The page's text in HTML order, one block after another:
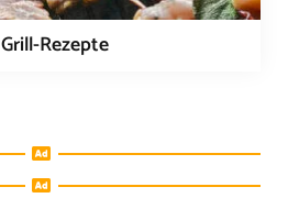
Grill-Rezepte